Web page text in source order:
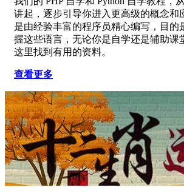
讲起，逐步引导你进入更高级的概念和
是由经验丰富的程序员精心编写，目的
握这些语言，无论你是自学还是辅助课
这里找到有用的资料。
查看更多